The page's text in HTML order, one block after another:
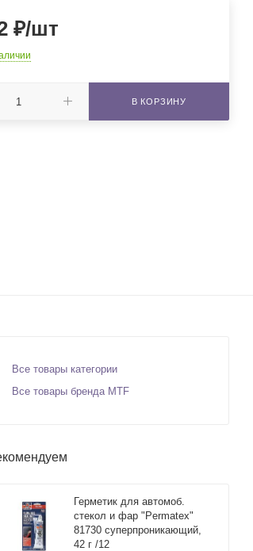
₽/шт
В КОРЗИНУ
Все товары категории
Все товары бренда MTF
Герметик для автомоб.
стекол и фар "Permatex"
81730 суперпроникающий,
42 г /12